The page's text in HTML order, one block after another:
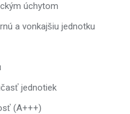
úchytom
a vonkajšiu jednotku
jednotiek
(A+++)